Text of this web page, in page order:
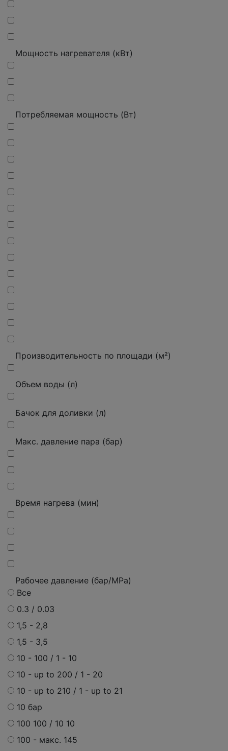
Мощность нагревателя (кВт)
Потребляемая мощность (Вт)
Производительность по площади (м²)
Объем воды (л)
Бачок для доливки (л)
Макс. давление пара (бар)
Время нагрева (мин)
Рабочее давление (бар/MPa)
Все
0.3 / 0.03
1,5 - 2,8
1,5 - 3,5
10 - 100 / 1 - 10
10 - up to 200 / 1 - 20
10 - up to 210 / 1 - up to 21
10 бар
100 100 / 10 10
100 - макс. 145